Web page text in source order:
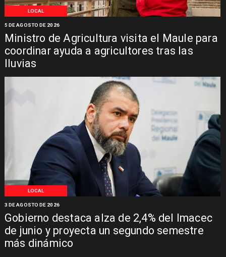
LOCAL
Ministro de Agricultura visita el Maule para
coordinar ayuda a agricultores tras las
lluvias
5 DE AGOSTO DE 2026
LOCAL
Gobierno destaca alza de 2,4% del Imacec
de junio y proyecta un segundo semestre
más dinámico
3 DE AGOSTO DE 2026